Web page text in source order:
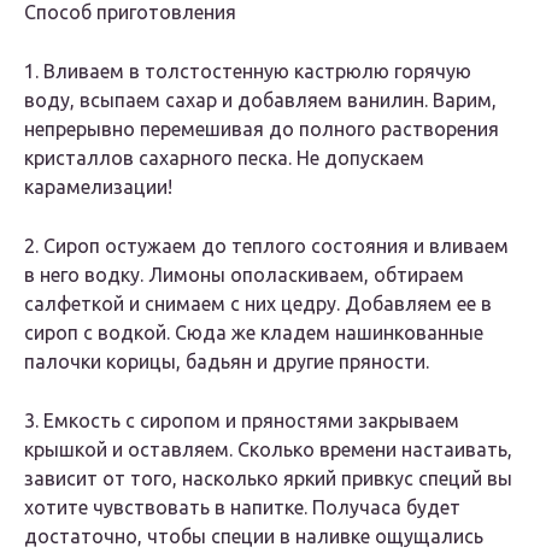
Способ приготовления
1. Вливаем в толстостенную кастрюлю горячую
воду, всыпаем сахар и добавляем ванилин. Варим,
непрерывно перемешивая до полного растворения
кристаллов сахарного песка. Не допускаем
карамелизации!
2. Сироп остужаем до теплого состояния и вливаем
в него водку. Лимоны ополаскиваем, обтираем
салфеткой и снимаем с них цедру. Добавляем ее в
сироп с водкой. Сюда же кладем нашинкованные
палочки корицы, бадьян и другие пряности.
3. Емкость с сиропом и пряностями закрываем
крышкой и оставляем. Сколько времени настаивать,
зависит от того, насколько яркий привкус специй вы
хотите чувствовать в напитке. Получаса будет
достаточно, чтобы специи в наливке ощущались